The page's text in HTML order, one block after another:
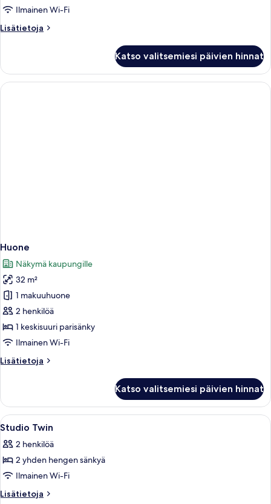
Ilmainen Wi-Fi
Lisätietoja
Lisätietoja
Katso valitsemiesi päivien hinnat
Huone
Näkymä kaupungille
32 m²
1 makuuhuone
2 henkilöä
1 keskisuuri parisänky
Ilmainen Wi-Fi
Lisätietoja
Lisätietoja
Katso valitsemiesi päivien hinnat
Avaa
kaikki
huonetyypin
Studio
Twin
kuvat
Hotellihuone, jossa on kaksi
6
Studio Twin
2 henkilöä
2 yhden hengen sänkyä
Ilmainen Wi-Fi
Lisätietoja
Lisätietoja